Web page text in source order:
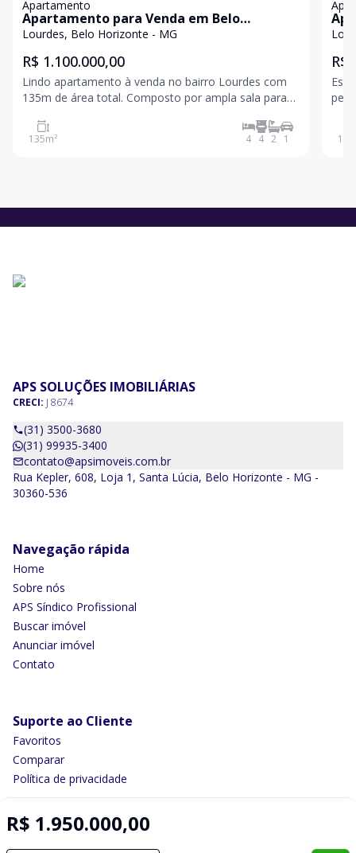
Apartamento
Apartamento para Venda em Belo
Horizonte / MG no bairro Lourdes
Lourdes, Belo Horizonte - MG
R$ 1.100.000,00
Lindo apartamento à venda no bairro Lourdes com
135m de área total. Composto por ampla sala para
armários planejados. Acabamento: piso em
porcelanato e nos quartos piso laminado, banho
135m² 4 4 2 1
R$
152
R$ 1.950.000,00
APS SOLUÇÕES IMOBILIÁRIAS
CRECI: J 8674
(31) 3500-3680
(31) 99935-3400
contato@apsimoveis.com.br
Rua Kepler, 608, Loja 1, Santa Lúcia, Belo Horizonte - MG -
30360-536
Navegação rápida
Home
Sobre nós
APS Síndico Profissional
Buscar imóvel
Anunciar imóvel
Contato
Suporte ao Cliente
Favoritos
Comparar
Política de privacidade